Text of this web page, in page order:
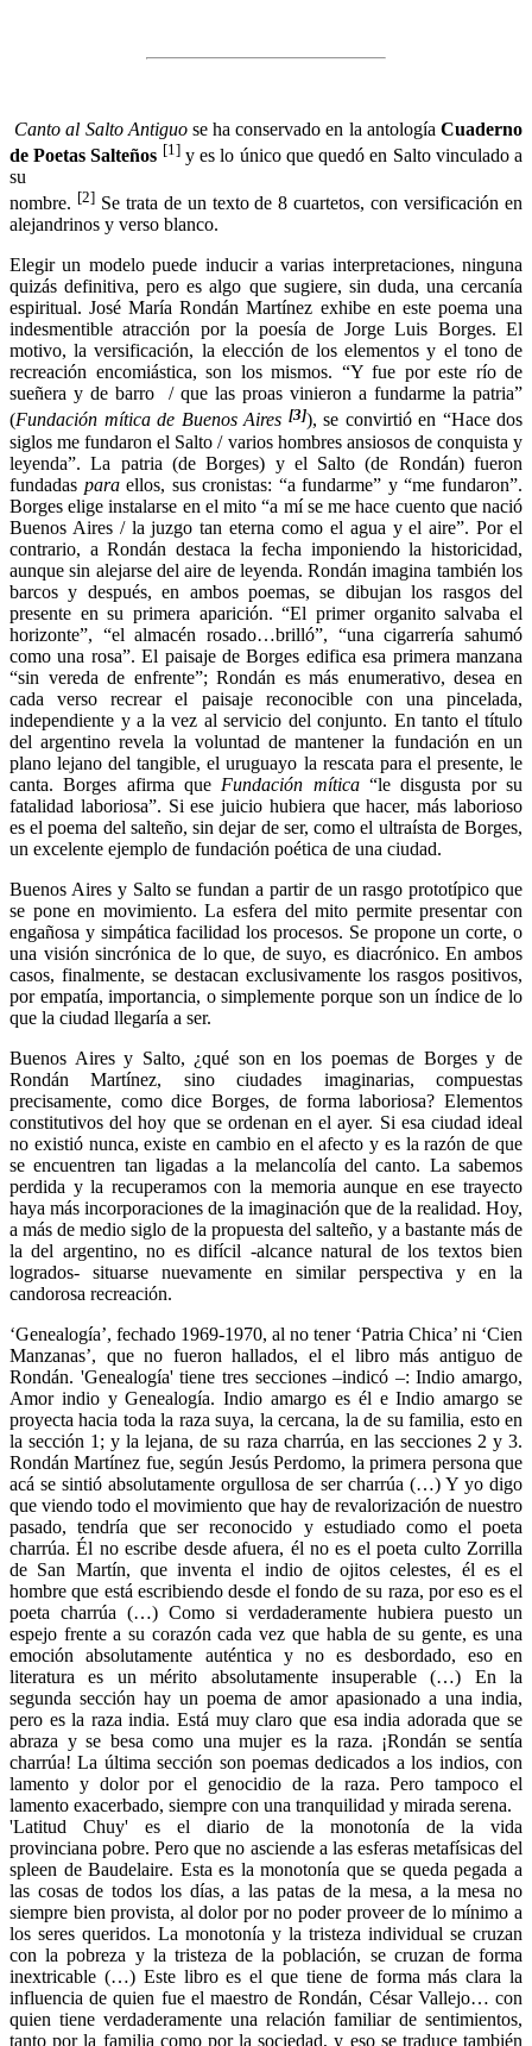
Canto al Salto Antiguo se ha conservado en la antologíaCuaderno
de Poetas Salteños [1]y es lo único que quedó en Salto vinculado a
su
nombre. [2]Se trata de un texto de 8 cuartetos, con versificación en
alejandrinos y verso blanco.
Elegir un modelo puede inducir a varias interpretaciones, ninguna
quizás definitiva, pero es algo que sugiere, sin duda, una cercanía
espiritual. José María Rondán Martínez exhibe en este poema una
indesmentible atracción por la poesía de Jorge Luis Borges. El
motivo, la versificación, la elección de los elementos y el tono de
recreación encomiástica, son los mismos. “Y fue por este río de
sueñera y de barro / que las proas vinieron a fundarme la patria”
(Fundación mítica de Buenos Aires [3]), se convirtió en “Hace dos
siglos me fundaron el Salto / varios hombres ansiosos de conquista y
leyenda”. La patria (de Borges) y el Salto (de Rondán) fueron
fundadas paraellos, sus cronistas: “a fundarme” y “me fundaron”.
Borges elige instalarse en el mito “a mí se me hace cuento que nació
Buenos Aires / la juzgo tan eterna como el agua y el aire”. Por el
contrario, a Rondán destaca la fecha imponiendo la historicidad,
aunque sin alejarse del aire de leyenda. Rondán imagina también los
barcos y después, en ambos poemas, se dibujan los rasgos del
presente en su primera aparición. “El primer organito salvaba el
horizonte”, “el almacén rosado…brilló”, “una cigarrería sahumó
como una rosa”. El paisaje de Borges edifica esa primera manzana
“sin vereda de enfrente”; Rondán es más enumerativo, desea en
cada verso recrear el paisaje reconocible con una pincelada,
independiente y a la vez al servicio del conjunto. En tanto el título
del argentino revela la voluntad de mantener la fundación en un
plano lejano del tangible, el uruguayo la rescata para el presente, le
canta. Borges afirma que Fundación mítica“le disgusta por su
fatalidad laboriosa”. Si ese juicio hubiera que hacer, más laborioso
es el poema del salteño, sin dejar de ser, como el ultraísta de Borges,
un excelente ejemplo de fundación poética de una ciudad.
Buenos Aires y Salto se fundan a partir de un rasgo prototípico que
se pone en movimiento. La esfera del mito permite presentar con
engañosa y simpática facilidad los procesos. Se propone un corte, o
una visión sincrónica de lo que, de suyo, es diacrónico. En ambos
casos, finalmente, se destacan exclusivamente los rasgos positivos,
por empatía, importancia, o simplemente porque son un índice de lo
que la ciudad llegaría a ser.
Buenos Aires y Salto, ¿qué son en los poemas de Borges y de
Rondán Martínez, sino ciudades imaginarias, compuestas
precisamente, como dice Borges, de forma laboriosa? Elementos
constitutivos del hoy que se ordenan en el ayer. Si esa ciudad ideal
no existió nunca, existe en cambio en el afecto y es la razón de que
se encuentren tan ligadas a la melancolía del canto. La sabemos
perdida y la recuperamos con la memoria aunque en ese trayecto
haya más incorporaciones de la imaginación que de la realidad. Hoy,
a más de medio siglo de la propuesta del salteño, y a bastante más de
la del argentino, no es difícil -alcance natural de los textos bien
logrados- situarse nuevamente en similar perspectiva y en la
candorosa recreación.
‘Genealogía’, fechado 1969-1970, al no tener ‘Patria Chica’ ni ‘Cien
Manzanas’, que no fueron hallados, el el libro más antiguo de
Rondán. 'Genealogía' tiene tres secciones –indicó –: Indio amargo,
Amor indio y Genealogía. Indio amargo es él e Indio amargo se
proyecta hacia toda la raza suya, la cercana, la de su familia, esto en
la sección 1; y la lejana, de su raza charrúa, en las secciones 2 y 3.
Rondán Martínez fue, según Jesús Perdomo, la primera persona que
acá se sintió absolutamente orgullosa de ser charrúa (…) Y yo digo
que viendo todo el movimiento que hay de revalorización de nuestro
pasado, tendría que ser reconocido y estudiado como el poeta
charrúa. Él no escribe desde afuera, él no es el poeta culto Zorrilla
de San Martín, que inventa el indio de ojitos celestes, él es el
hombre que está escribiendo desde el fondo de su raza, por eso es el
poeta charrúa (…) Como si verdaderamente hubiera puesto un
espejo frente a su corazón cada vez que habla de su gente, es una
emoción absolutamente auténtica y no es desbordado, eso en
literatura es un mérito absolutamente insuperable (…) En la
segunda sección hay un poema de amor apasionado a una india,
pero es la raza india. Está muy claro que esa india adorada que se
abraza y se besa como una mujer es la raza. ¡Rondán se sentía
charrúa! La última sección son poemas dedicados a los indios, con
lamento y dolor por el genocidio de la raza. Pero tampoco el
lamento exacerbado, siempre con una tranquilidad y mirada serena.
'Latitud Chuy' es el diario de la monotonía de la vida
provinciana pobre. Pero que no asciende a las esferas metafísicas del
spleen de Baudelaire. Esta es la monotonía que se queda pegada a
las cosas de todos los días, a las patas de la mesa, a la mesa no
siempre bien provista, al dolor por no poder proveer de lo mínimo a
los seres queridos. La monotonía y la tristeza individual se cruzan
con la pobreza y la tristeza de la población, se cruzan de forma
inextricable (…) Este libro es el que tiene de forma más clara la
influencia de quien fue el maestro de Rondán, César Vallejo… con
quien tiene verdaderamente una relación familiar de sentimientos,
tanto por la familia como por la sociedad, y eso se traduce también